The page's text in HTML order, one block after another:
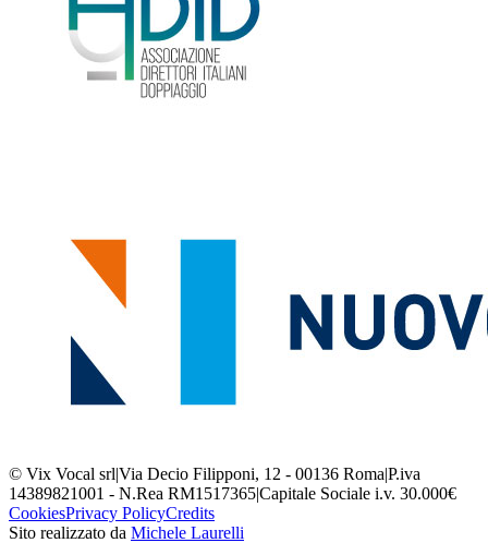
© Vix Vocal srl|Via Decio Filipponi, 12 - 00136 Roma|P.iva
14389821001 - N.Rea RM1517365|Capitale Sociale i.v. 30.000€
CookiesPrivacy PolicyCredits
Sito realizzato da Michele Laurelli